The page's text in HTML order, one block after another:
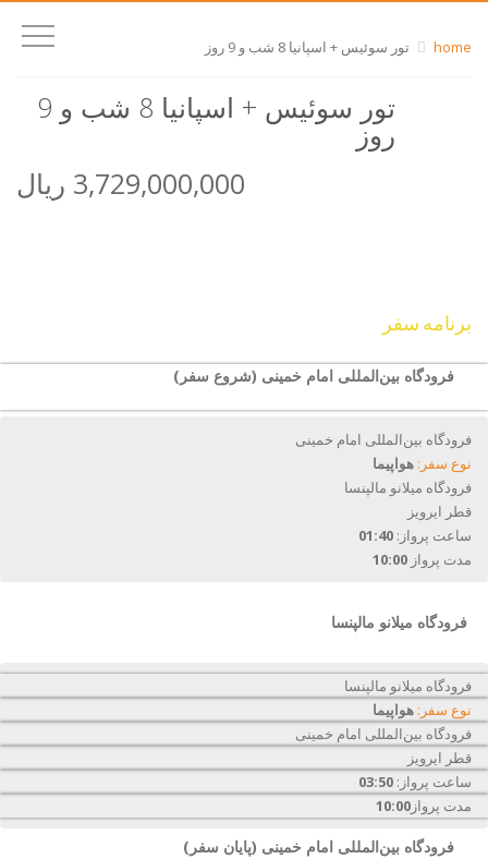
home تور سوئیس + اسپانیا 8 شب و 9 روز
تور سوئیس + اسپانیا 8 شب و 9
روز
3,729,000,000 ریال
برنامه سفر
فرودگاه بین‌المللی امام خمینی (شروع سفر)
فرودگاه بین‌المللی امام خمینی
نوع سفر: هواپیما
فرودگاه میلانو مالپنسا
قطر ایرویز
ساعت پرواز:
مدت پرواز 10:00
فرودگاه میلانو مالپنسا
فرودگاه میلانو مالپنسا
نوع سفر: هواپیما
فرودگاه بین‌المللی امام خمینی
قطر ایرویز
ساعت پرواز: 03:50
مدت پرواز 10:00
فرودگاه بین‌المللی امام خمینی (پایان سفر)